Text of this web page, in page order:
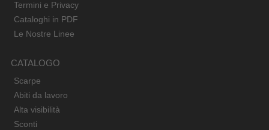
Termini e Privacy
Cataloghi in PDF
Le Nostre Linee
CATALOGO
Scarpe
Abiti da lavoro
Alta visibilità
Sconti